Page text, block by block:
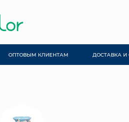
ОПТОВЫМ КЛИЕНТАМ ДОСТАВКА И